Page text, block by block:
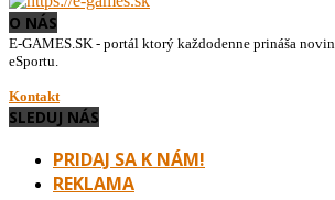
O NÁS
E-GAMES.SK - portál ktorý každodenne prináša
eSportu.
Kontakt
SLEDUJ NÁS
PRIDAJ SA K NÁM!
REKLAMA